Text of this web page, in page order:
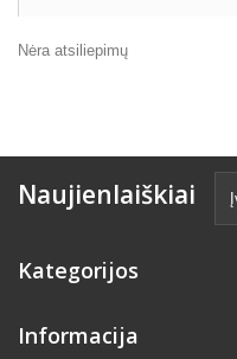
Nėra atsiliepimų
Naujienlaiškiai
Kategorijos
Informacija